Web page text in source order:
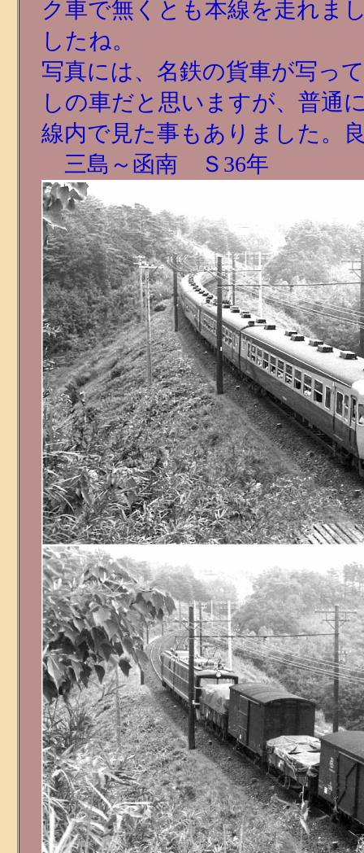
ク車で無くとも本線を走れま
したね。
写真には、名鉄の貨車が写っ
しの車だと思いますが、普通
線内で見た事もありました
三島～函南 Ｓ36年